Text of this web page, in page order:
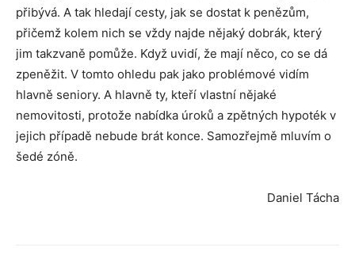
přibývá. A tak hledají cesty, jak se dostat k penězům,
přičemž kolem nich se vždy najde nějaký dobrák, který
jim takzvaně pomůže. Když uvidí, že mají něco, co se dá
zpeněžit. V tomto ohledu pak jako problémové vidím
hlavně seniory. A hlavně ty, kteří vlastní nějaké
nemovitosti, protože nabídka úroků a zpětných hypoték v
jejich případě nebude brát konce. Samozřejmě mluvím o
šedé zóně.
Daniel Tácha